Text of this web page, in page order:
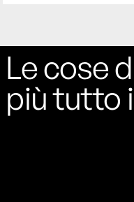
Le cose
più tutto